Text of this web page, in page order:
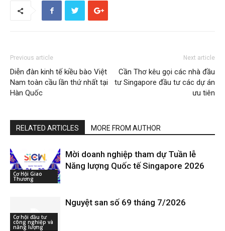
Previous article
Diễn đàn kinh tế kiều bào Việt
Nam toàn cầu lần thứ nhất tại
Hàn Quốc
Next article
Cần Thơ kêu gọi các nhà đầu
tư Singapore đầu tư các dự án
ưu tiên
RELATED ARTICLES MORE FROM AUTHOR
Cơ Hội Giao
Thương
Mời doanh nghiệp tham dự Tuần lễ
Năng lượng Quốc tế Singapore 2026
Cơ hội đầu tư
công nghiệp và
năng lượng
Nguyệt san số 69 tháng 7/2026